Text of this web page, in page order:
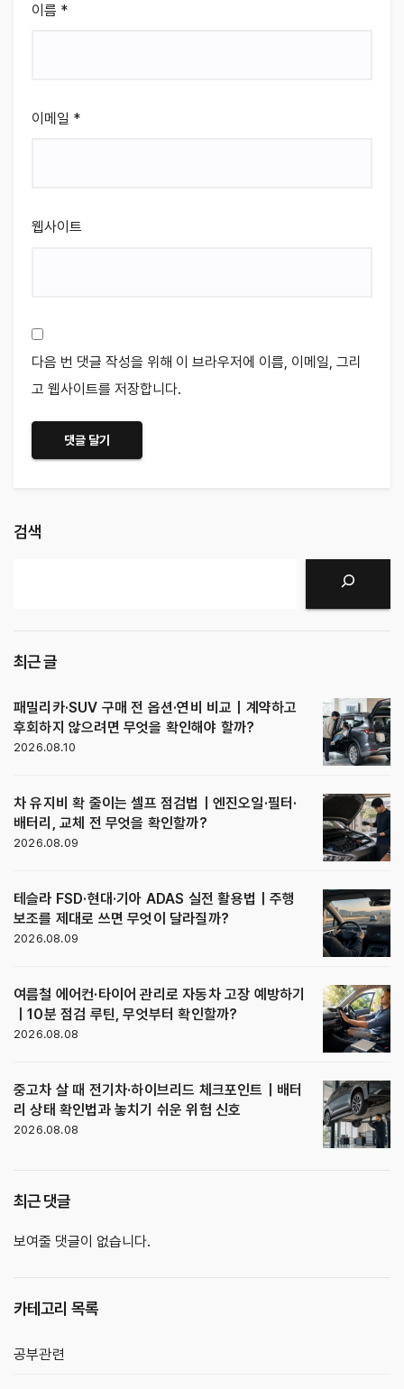
이름 *
이메일 *
웹사이트
다음 번 댓글 작성을 위해 이 브라우저에 이름, 이메일, 그리
고 웹사이트를 저장합니다.
검색
최근 글
패밀리카·SUV 구매 전 옵션·연비 비교｜계약하고
후회하지 않으려면 무엇을 확인해야 할까?
2026.08.10
차 유지비 확 줄이는 셀프 점검법｜엔진오일·필터·
배터리, 교체 전 무엇을 확인할까?
2026.08.09
테슬라 FSD·현대·기아 ADAS 실전 활용법｜주행
보조를 제대로 쓰면 무엇이 달라질까?
2026.08.09
여름철 에어컨·타이어 관리로 자동차 고장 예방하기
｜10분 점검 루틴, 무엇부터 확인할까?
2026.08.08
중고차 살 때 전기차·하이브리드 체크포인트｜배터
리 상태 확인법과 놓치기 쉬운 위험 신호
2026.08.08
최근 댓글
보여줄 댓글이 없습니다.
카테고리 목록
공부관련